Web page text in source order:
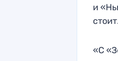
и
«С